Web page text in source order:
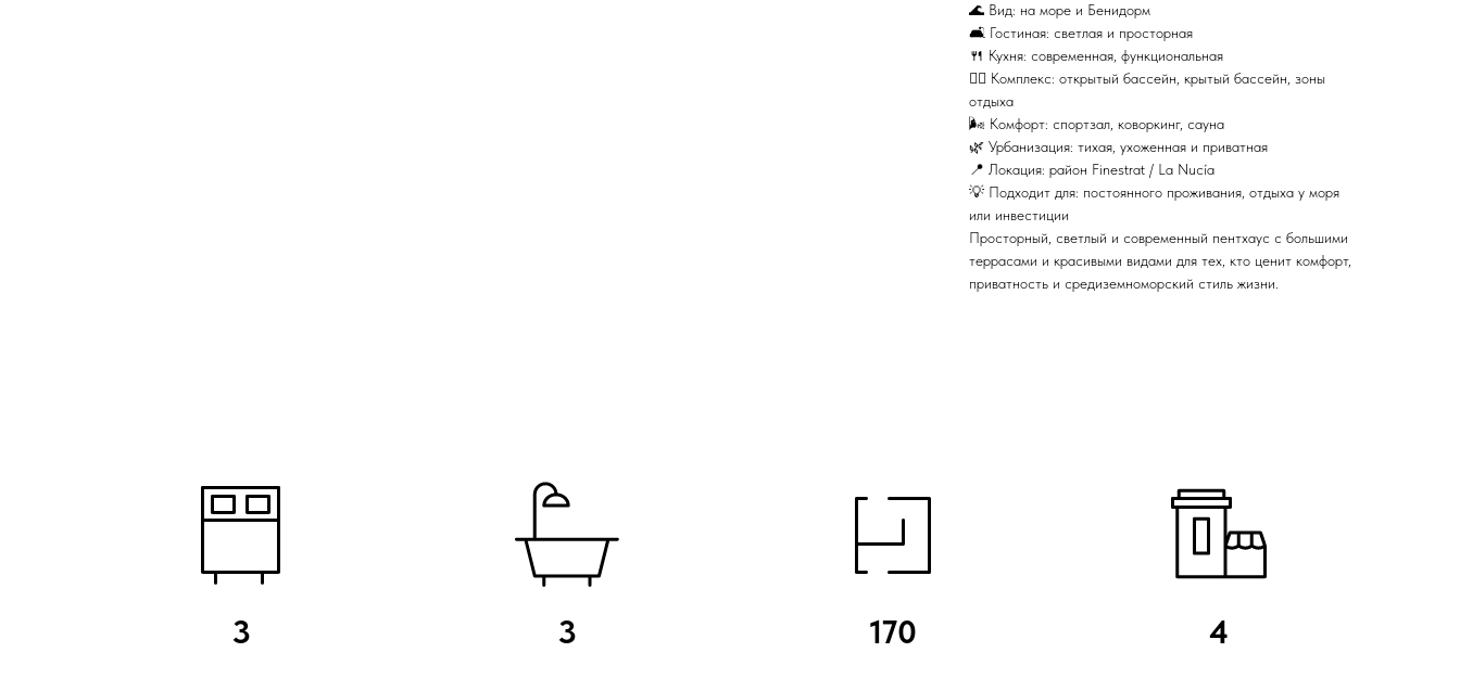
🌊 Вид: на море и Бенидорм
🛋 Гостиная: светлая и просторная
🍴 Кухня: современная, функциональная
🏊‍♂️ Комплекс: открытый бассейн, крытый бассейн, зоны
отдыха
🌬 Комфорт: спортзал, коворкинг, сауна
🌿 Урбанизация: тихая, ухоженная и приватная
📍 Локация: район Finestrat / La Nucía
💡 Подходит для: постоянного проживания, отдыха у моря
или инвестиции
Просторный, светлый и современный пентхаус с большими
террасами и красивыми видами для тех, кто ценит комфорт,
приватность и средиземноморский стиль жизни.
3 3 170 4